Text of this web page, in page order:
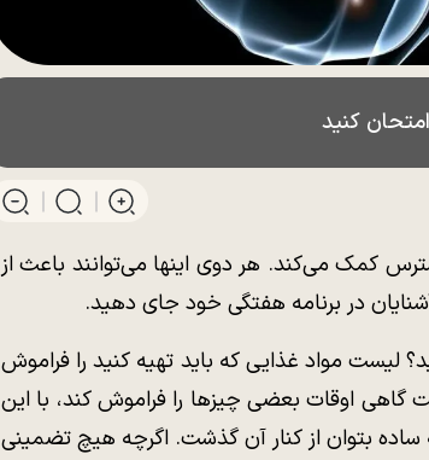
کنید
کمک می‌کند. هر دوی اینها می‌توانند باعث از
در برنامه هفتگی خود جای دهید.
لیست مواد غذایی که باید تهیه کنید را فراموش
اوقات بعضی چیزها را فراموش کند، با این
بتوان از کنار آن گذشت. اگرچه هیچ تضمینی